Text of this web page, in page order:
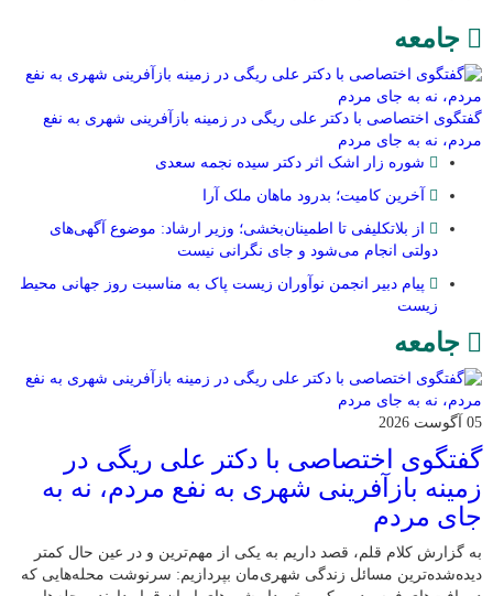
جامعه
گفتگوی اختصاصی با دکتر علی ریگی در زمینه بازآفرینی شهری به نفع
مردم، نه به جای مردم
شوره زار اشک اثر دکتر سیده نجمه سعدی
​آخرین کامیت؛ بدرود ماهان ملک آرا
از بلاتکلیفی تا اطمینان‌بخشی؛ وزیر ارشاد: موضوع آگهی‌های
دولتی انجام می‌شود و جای نگرانی نیست
پیام دبیر انجمن نوآوران زیست پاک به مناسبت روز جهانی محیط
زیست
جامعه
05 آگوست 2026
گفتگوی اختصاصی با دکتر علی ریگی در
زمینه بازآفرینی شهری به نفع مردم، نه به
جای مردم
به گزارش کلام قلم، قصد داریم به یکی از مهم‌ترین و در عین حال کمتر
دیده‌شده‌ترین مسائل زندگی شهری‌مان بپردازیم: سرنوشت محله‌هایی که